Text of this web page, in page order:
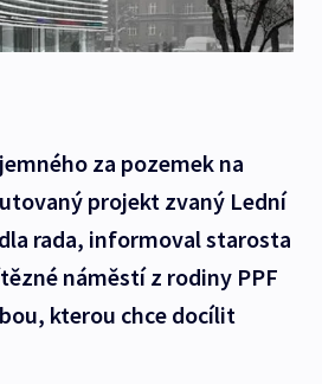
za pozemek na
projekt zvaný Lední
rada, informoval starosta
náměstí z rodiny PPF
kterou chce docílit